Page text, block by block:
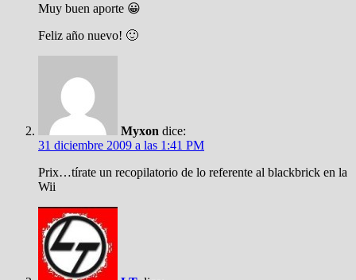
Muy buen aporte 😀
Feliz año nuevo! 🙂
Myxon dice:
31 diciembre 2009 a las 1:41 PM
Prix…tírate un recopilatorio de lo referente al blackbrick en la
Wii